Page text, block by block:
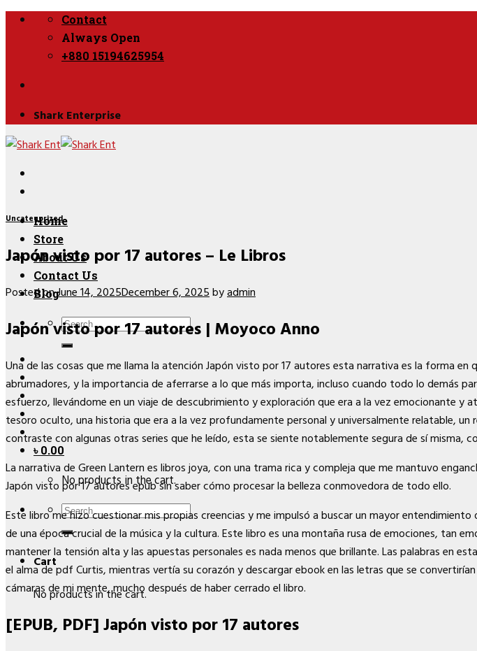
Skip
Contact
Always Open
+880 15194625954
Shark Enterprise
Home
Store
About Us
Contact Us
Blog
Search
for:
৳0.00
No products in the cart.
Search
for:
Cart
No products in the cart.
Uncategorized
Japón visto por 17 autores – Le Libros
Posted onJune 14, 2025December 6, 2025byadmin
Japón visto por 17 autores | Moyoco Anno
Una de las cosas que me llama la atención Japón visto por 17 autores esta narrativa es la forma
abrumadores, y la importancia de aferrarse a lo que más importa, incluso cuando todo lo demás
esfuerzo, llevándome en un viaje de descubrimiento y exploración que era a la vez emocionante y
tesoro oculto, una historia que era a la vez profundamente personal y universalmente relatable,
contraste con algunas otras series que he leído, esta se siente notablemente segura de sí misma,
La narrativa de Green Lantern es libros joya, con una trama rica y compleja que me mantuvo
Japón visto por 17 autores epub sin saber cómo procesar la belleza conmovedora de todo ello.
Este libro me hizo cuestionar mis propias creencias y me impulsó a buscar un mayor
de una época crucial de la música y la cultura. Este libro es una montaña rusa de emociones, tan
mantener la tensión alta y las apuestas personales es nada menos que brillante. Las palabras en
el alma de pdf Curtis, mientras vertía su corazón y descargar ebook en las letras que se
cámaras de mi mente, mucho después de haber cerrado el libro.
[EPUB, PDF] Japón visto por 17 autores